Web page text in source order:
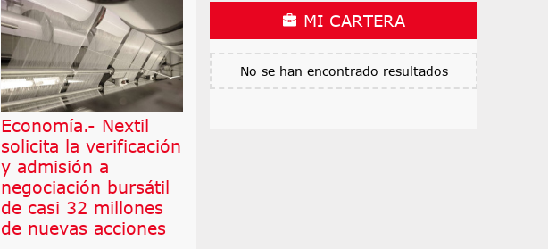
Economía.- Nextil
solicita la verificación
y admisión a
negociación bursátil
de casi 32 millones
de nuevas acciones
MI CARTERA
No se han encontrado resultados